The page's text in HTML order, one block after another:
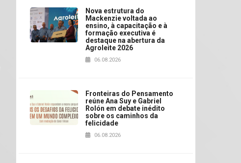
Nova estrutura do
Mackenzie voltada ao
ensino, à capacitação e à
formação executiva é
destaque na abertura da
Agroleite 2026
06.08.2026
Fronteiras do Pensamento
reúne Ana Suy e Gabriel
Rolón em debate inédito
sobre os caminhos da
felicidade
06.08.2026